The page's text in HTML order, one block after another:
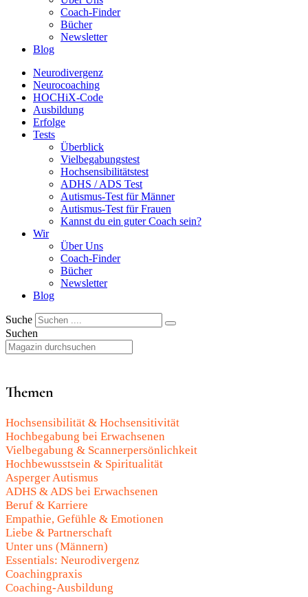
Coach-Finder
Bücher
Newsletter
Blog
Neurodivergenz
Neurocoaching
HOCHiX-Code
Ausbildung
Erfolge
Tests
Überblick
Vielbegabungstest
Hochsensibilitätstest
ADHS / ADS Test
Autismus-Test für Männer
Autismus-Test für Frauen
Kannst du ein guter Coach sein?
Wir
Über Uns
Coach-Finder
Bücher
Newsletter
Blog
Suche
Suchen
Themen
Hochsensibilität & Hochsensitivität
Hochbegabung bei Erwachsenen
Vielbegabung & Scannerpersönlichkeit
Hochbewusstsein & Spiritualität
Asperger Autismus
ADHS & ADS bei Erwachsenen
Beruf & Karriere
Empathie, Gefühle & Emotionen
Liebe & Partnerschaft
Unter uns (Männern)
Essentials: Neurodivergenz
Coachingpraxis
Coaching-Ausbildung